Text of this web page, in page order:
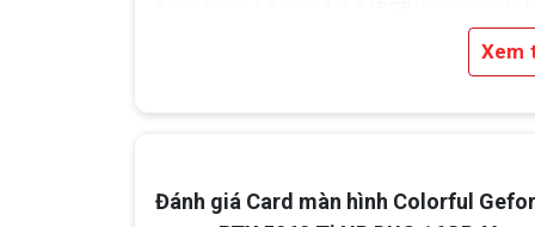
lượng dữ liệu lớn nhanh chóng và ổn định.
Xem
Đánh giá Card màn hình Colorful